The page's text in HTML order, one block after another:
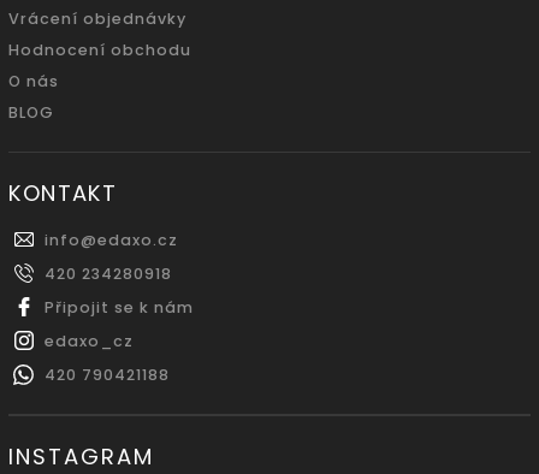
Vrácení objednávky
Hodnocení obchodu
O nás
BLOG
KONTAKT
info@edaxo.cz
420 234280918
Připojit se k nám
edaxo_cz
420 790421188
INSTAGRAM